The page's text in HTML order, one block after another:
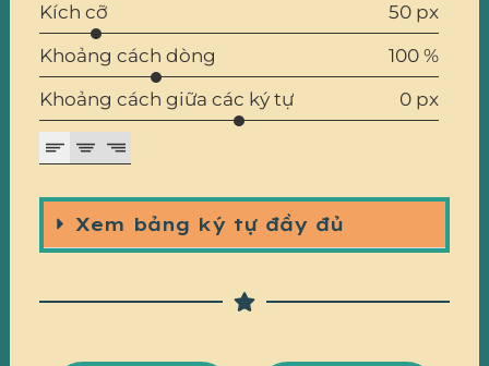
Kích cỡ
50 px
Khoảng cách dòng
100 %
Khoảng cách giữa các ký tự
0 px
Xem bảng ký tự đầy đủ